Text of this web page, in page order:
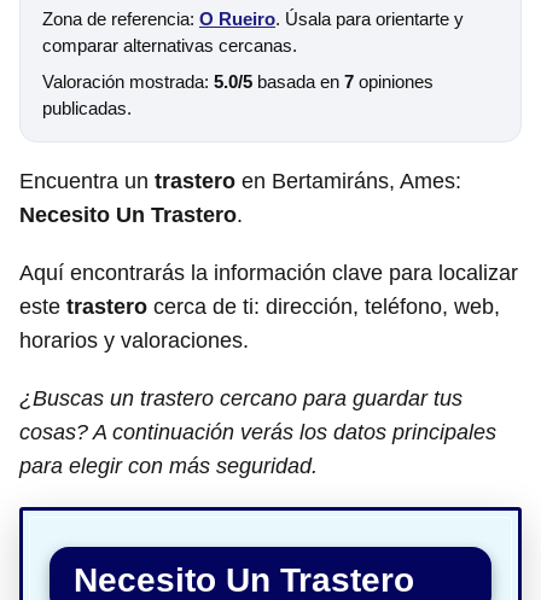
Zona de referencia: O Rueiro. Úsala para orientarte y
comparar alternativas cercanas.
Valoración mostrada: 5.0/5 basada en 7 opiniones
publicadas.
Encuentra un trastero en Bertamiráns, Ames:
Necesito Un Trastero.
Aquí encontrarás la información clave para localizar
este trastero cerca de ti: dirección, teléfono, web,
horarios y valoraciones.
¿Buscas un trastero cercano para guardar tus
cosas? A continuación verás los datos principales
para elegir con más seguridad.
Necesito Un Trastero